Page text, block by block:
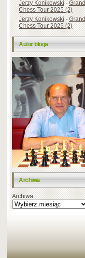
Jerzy Konikowski-Grand
Chess Tour 2025 (2)
Jerzy Konikowski-Grand
Chess Tour 2025 (2)
Autor bloga
Archiwa
Archiwa